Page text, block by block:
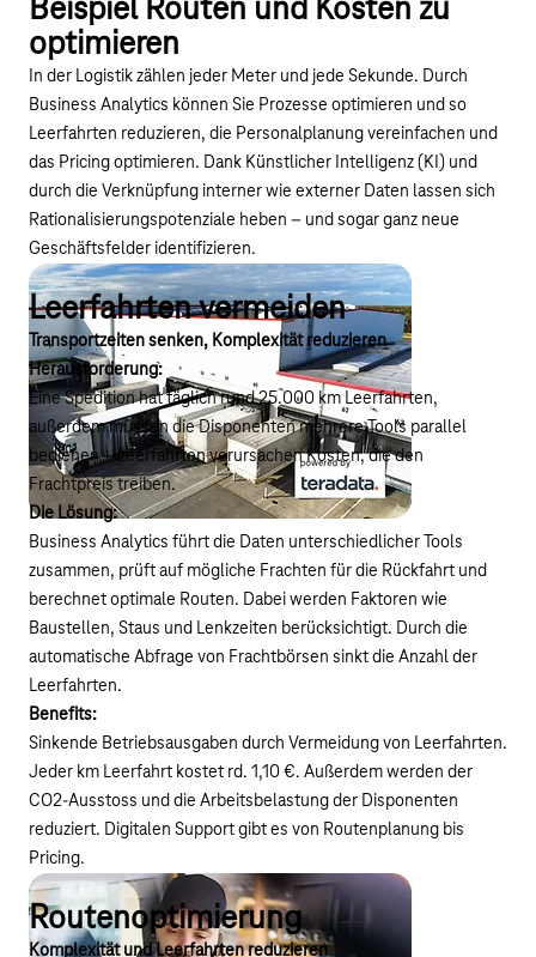
Beispiel Routen und Kosten zu
optimieren
In der Logistik zählen jeder Meter und jede Sekunde. Durch
Business Analytics können Sie Prozesse optimieren und so
Leerfahrten reduzieren, die Personalplanung vereinfachen und
das Pricing optimieren. Dank Künstlicher Intelligenz (KI) und
durch die Verknüpfung interner wie externer Daten lassen sich
Rationalisierungspotenziale heben – und sogar ganz neue
Geschäftsfelder identifizieren.
Leerfahrten vermeiden
Transportzeiten senken, Komplexität reduzieren
Herausforderung:
Eine Spedition hat täglich rund 25.000 km Leerfahrten,
außerdem müssen die Disponenten mehrere Tools parallel
bedienen – Leerfahrten verursachen Kosten, die den
Frachtpreis treiben.
Die Lösung:
Business Analytics führt die Daten unterschiedlicher Tools
zusammen, prüft auf mögliche Frachten für die Rückfahrt und
berechnet optimale Routen. Dabei werden Faktoren wie
Baustellen, Staus und Lenkzeiten berücksichtigt. Durch die
automatische Abfrage von Frachtbörsen sinkt die Anzahl der
Leerfahrten.
Benefits:
Sinkende Betriebsausgaben durch Vermeidung von Leerfahrten.
Jeder km Leerfahrt kostet rd. 1,10 €. Außerdem werden der
CO2-Ausstoss und die Arbeitsbelastung der Disponenten
reduziert. Digitalen Support gibt es von Routenplanung bis
Pricing.
Routenoptimierung
Komplexität und Leerfahrten reduzieren